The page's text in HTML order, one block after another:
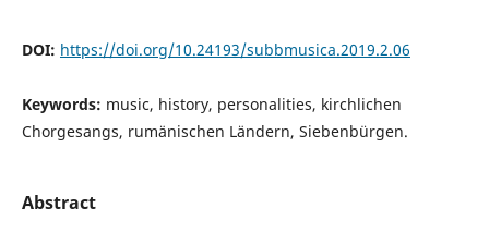
DOI: https://doi.org/10.24193/subbmusica.2019.2.06
Keywords: music, history, personalities, kirchlichen
Chorgesangs, rumänischen Ländern, Siebenbürgen.
Abstract